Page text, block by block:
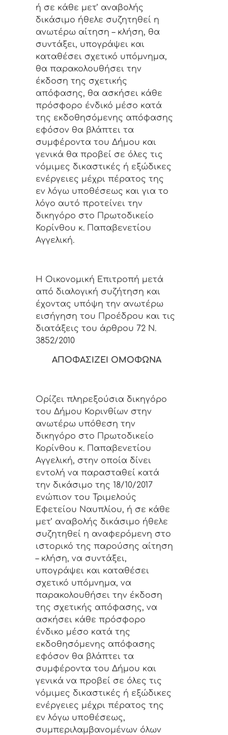
ή σε κάθε μετ’ αναβολής
δικάσιμο ήθελε συζητηθεί η
ανωτέρω αίτηση – κλήση, θα
συντάξει, υπογράψει και
καταθέσει σχετικό υπόμνημα,
θα παρακολουθήσει την
έκδοση της σχετικής
απόφασης, θα ασκήσει κάθε
πρόσφορο ένδικό μέσο κατά
της εκδοθησόμενης απόφασης
εφόσον θα βλάπτει τα
συμφέροντα του Δήμου και
γενικά θα προβεί σε όλες τις
νόμιμες δικαστικές ή εξώδικες
ενέργειες μέχρι πέρατος της
εν λόγω υποθέσεως και για το
λόγο αυτό προτείνει την
δικηγόρο στο Πρωτοδικείο
Κορίνθου κ. Παπαβενετίου
Αγγελική.
Η Οικονομική Επιτροπή μετά
από διαλογική συζήτηση και
έχοντας υπόψη την ανωτέρω
εισήγηση του Προέδρου και τις
διατάξεις του άρθρου 72 Ν.
3852/2010
ΑΠΟΦΑΣΙΖΕΙ ΟΜΟΦΩΝΑ
Ορίζει πληρεξούσια δικηγόρο
του Δήμου Κορινθίων στην
ανωτέρω υπόθεση την
δικηγόρο στο Πρωτοδικείο
Κορίνθου κ. Παπαβενετίου
Αγγελική, στην οποία δίνει
εντολή να παρασταθεί κατά
την δικάσιμο της 18/10/2017
ενώπιον του Τριμελούς
Εφετείου Ναυπλίου, ή σε κάθε
μετ’ αναβολής δικάσιμο ήθελε
συζητηθεί η αναφερόμενη στο
ιστορικό της παρούσης αίτηση
– κλήση, να συντάξει,
υπογράψει και καταθέσει
σχετικό υπόμνημα, να
παρακολουθήσει την έκδοση
της σχετικής απόφασης, να
ασκήσει κάθε πρόσφορο
ένδικο μέσο κατά της
εκδοθησόμενης απόφασης
εφόσον θα βλάπτει τα
συμφέροντα του Δήμου και
γενικά να προβεί σε όλες τις
νόμιμες δικαστικές ή εξώδικες
ενέργειες μέχρι πέρατος της
εν λόγω υποθέσεως,
συμπεριλαμβανομένων όλων